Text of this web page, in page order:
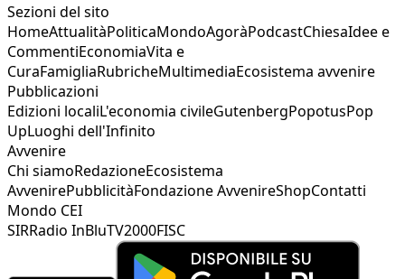
Sezioni del sito
HomeAttualitàPoliticaMondoAgoràPodcastChiesaIdee e
CommentiEconomiaVita e
CuraFamigliaRubricheMultimediaEcosistema avvenire
Pubblicazioni
Edizioni localiL'economia civileGutenbergPopotusPop
UpLuoghi dell'Infinito
Avvenire
Chi siamoRedazioneEcosistema
AvvenirePubblicitàFondazione AvvenireShopContatti
Mondo CEI
SIRRadio InBluTV2000FISC